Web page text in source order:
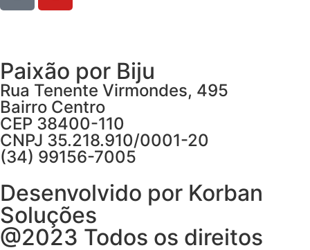
Paixão por Biju
Rua Tenente Virmondes, 495
Bairro Centro
CEP 38400-110
CNPJ 35.218.910/0001-20
(34) 99156-7005
Desenvolvido por Korban
Soluções
@2023 Todos os direitos